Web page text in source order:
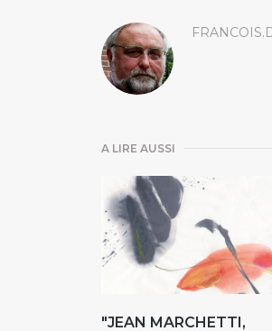
A LIRE AUSSI
"JEAN MARCHETTI,